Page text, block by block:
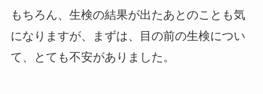
もちろん、生検の結果が出たあとのことも気
になりますが、まずは、目の前の生検につい
て、とても不安がありました。